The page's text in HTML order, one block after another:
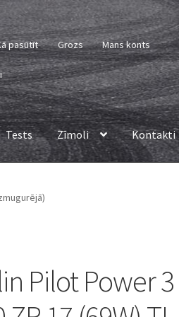
pasūtīt Grozs Mans konts
Tests Zīmoli Kontakti
Pilot Power 3